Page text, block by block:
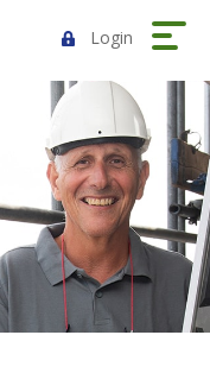
Login